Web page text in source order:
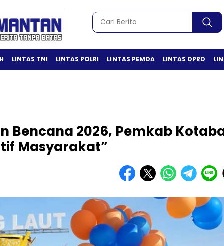
LINTAS TNI LINTAS POLRI LINTAS PEMDA LINTAS DPRD
Bencana 2026, Pemkab
Masyarakat”